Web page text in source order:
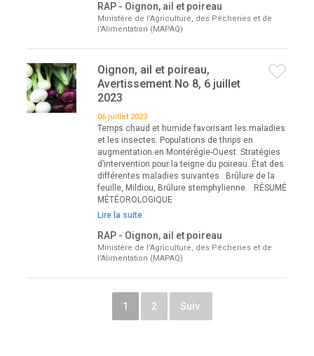
RAP - Oignon, ail et poireau
Ministère de l'Agriculture, des Pêcheries et de
l'Alimentation (MAPAQ)
Oignon, ail et poireau,
Avertissement No 8, 6 juillet
2023
06 juillet 2023
Temps chaud et humide favorisant les maladies
et les insectes. Populations de thrips en
augmentation en Montérégie-Ouest. Stratégies
d’intervention pour la teigne du poireau. État des
différentes maladies suivantes : Brûlure de la
feuille, Mildiou, Brûlure stemphylienne. RÉSUMÉ
MÉTÉOROLOGIQUE
Lire la suite
RAP - Oignon, ail et poireau
Ministère de l'Agriculture, des Pêcheries et de
l'Alimentation (MAPAQ)
1 2 Suiv.